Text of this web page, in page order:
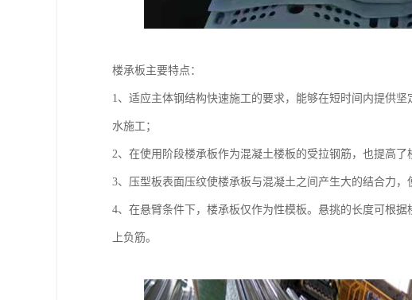
楼承板主要特点：
1、适应主体钢结构快速施工的要求，能够在短时间内提供
水施工；
2、在使用阶段楼承板作为混凝土楼板的受拉钢筋，也提高了
3、压型板表面压纹使楼承板与混凝土之间产生大的结合力
4、在悬臂条件下，楼承板仅作为性模板。悬挑的长度可根
上负筋。